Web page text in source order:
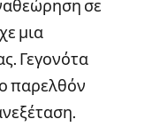
σε
μια
Γεγονότα
παρελθόν